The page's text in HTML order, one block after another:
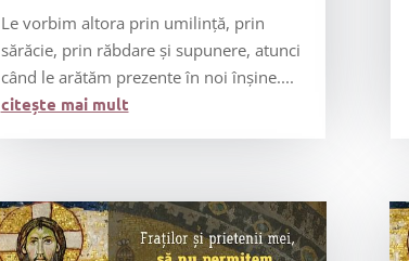
Le vorbim altora prin umilință, prin
sărăcie, prin răbdare și supunere, atunci
când le arătăm prezente în noi înșine....
citește mai mult